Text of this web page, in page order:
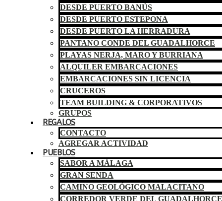
DESDE PUERTO BANÚS
DESDE PUERTO ESTEPONA
DESDE PUERTO LA HERRADURA
PANTANO CONDE DEL GUADALHORCE
PLAYAS NERJA, MARO Y BURRIANA
ALQUILER EMBARCACIONES
EMBARCACIONES SIN LICENCIA
CRUCEROS
TEAM BUILDING & CORPORATIVOS
GRUPOS
REGALOS
CONTACTO
AGREGAR ACTIVIDAD
PUEBLOS
SABOR A MÁLAGA
GRAN SENDA
CAMINO GEOLÓGICO MALACITANO
CORREDOR VERDE DEL GUADALHORCE